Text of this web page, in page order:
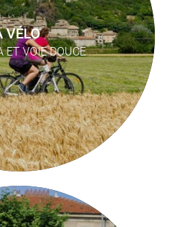
VÉLO
ET VOIE DOUCE